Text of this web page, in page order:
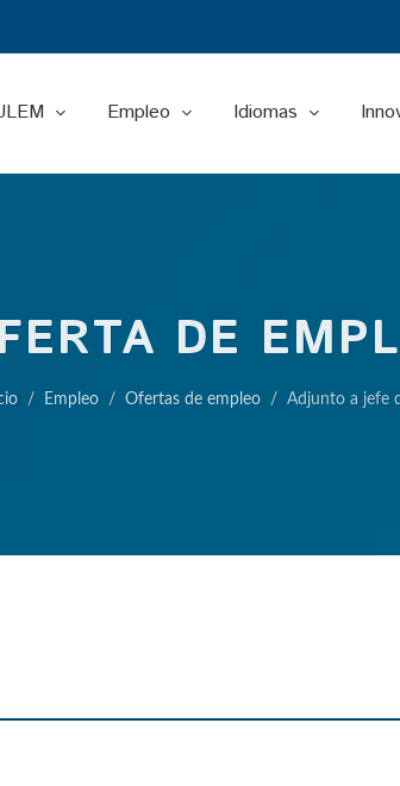
Empleo Idiomas
DE
Empleo Ofertas de empleo Adjunto a jefe